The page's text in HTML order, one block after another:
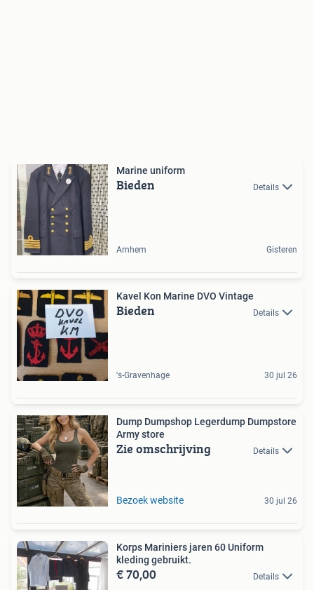
Marine uniform
Bieden Details
Arnhem Gisteren
Kavel Kon Marine DVO Vintage
Bieden Details
's-Gravenhage 30 jul 26
Dump Dumpshop Legerdump Dumpstore
Army store
Zie omschrijving Details
Bezoek website 30 jul 26
Korps Mariniers jaren 60 Uniform
kleding gebruikt.
€ 70,00 Details